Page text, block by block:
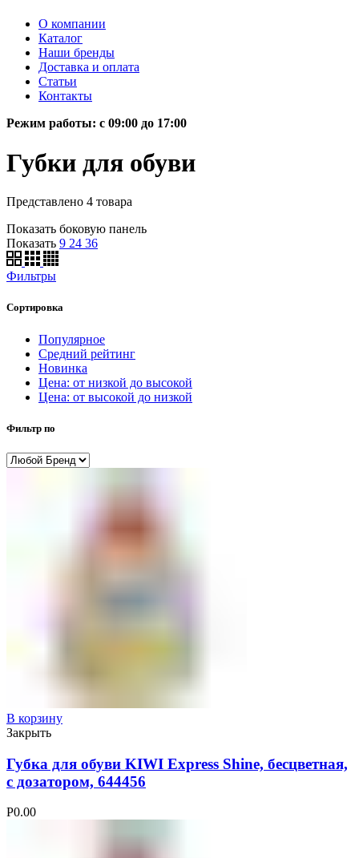
О компании
Каталог
Наши бренды
Доставка и оплата
Статьи
Контакты
Режим работы: c 09:00 до 17:00
Губки для обуви
Представлено 4 товара
Показать боковую панель
Показать 9 24 36
Фильтры
Сортировка
Популярное
Средний рейтинг
Новинка
Цена: от низкой до высокой
Цена: от высокой до низкой
Фильтр по
В корзину
Закрыть
Губка для обуви KIWI Express Shine, бесцветная,
с дозатором, 644456
Р0.00